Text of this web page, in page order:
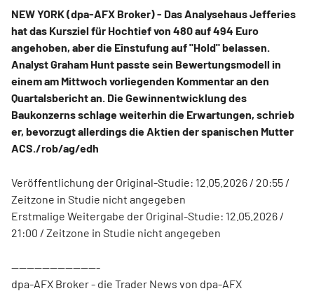
NEW YORK (dpa-AFX Broker) - Das Analysehaus Jefferies
hat das Kursziel für Hochtiefvon 480 auf 494 Euro
angehoben, aber die Einstufung auf "Hold" belassen.
Analyst Graham Hunt passte sein Bewertungsmodell in
einem am Mittwoch vorliegenden Kommentar an den
Quartalsbericht an. Die Gewinnentwicklung des
Baukonzerns schlage weiterhin die Erwartungen, schrieb
er, bevorzugt allerdings die Aktien der spanischen Mutter
ACS./rob/ag/edh
Veröffentlichung der Original-Studie: 12.05.2026 / 20:55 /
Zeitzone in Studie nicht angegeben
Erstmalige Weitergabe der Original-Studie: 12.05.2026 /
21:00 / Zeitzone in Studie nicht angegeben
-----------------------
dpa-AFX Broker - die Trader News von dpa-AFX